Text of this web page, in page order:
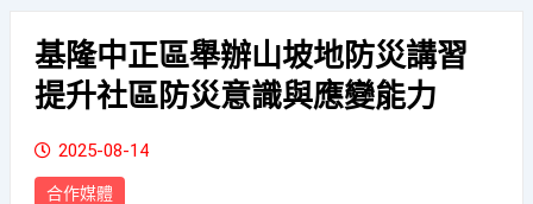
基隆中正區舉辦山坡地防災講習
提升社區防災意識與應變能力
2025-08-14
合作媒體